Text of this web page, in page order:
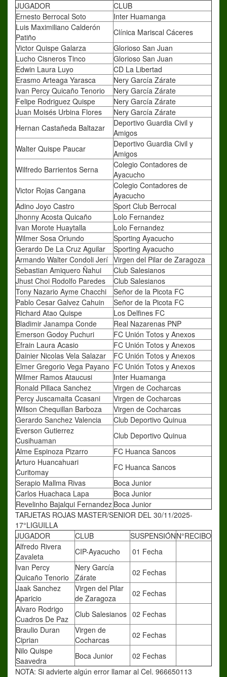
JUGADOR
CLUB
Ernesto Berrocal Soto
Inter Huamanga
Luis Maximiliano Calderón
Patiño
Clínica Mariscal Cáceres
Victor Quispe Galarza
Glorioso San Juan
Lucho Cisneros Tinco
Glorioso San Juan
Edwin Laura Luyo
CD La Libertad
Erasmo Arteaga Yarasca
Nery García Zárate
Ivan Percy Quicaño Tenorio
Nery García Zárate
Felipe Rodriguez Quispe
Nery García Zárate
Juan Moisés Urbina Flores
Nery García Zárate
Hernan Castañeda Baltazar
Deportivo Guardia Civil y
Amigos
Walter Quispe Paucar
Deportivo Guardia Civil y
Amigos
Wilfredo Barrientos Serna
Colegio Contadores de
Ayacucho
Victor Rojas Cangana
Colegio Contadores de
Ayacucho
Adino Joyo Castro
Sport Club Berrocal
Jhonny Acosta Quicaño
Lolo Fernandez
Ivan Morote Huaytalla
Lolo Fernandez
Wilmer Sosa Oriundo
Sporting Ayacucho
Gerardo De La Cruz Aguilar
Sporting Ayacucho
Armando Walter Condoli Jerí Virgen del Pilar de Zaragoza
Sebastian Amiquero Ñahui
Club Salesianos
Jhust Choi Rodolfo Paredes
Club Salesianos
Tony Nazario Ayme Chacchi
Señor de la Picota FC
Pablo Cesar Galvez Cahuin
Señor de la Picota FC
Richard Atao Quispe
Los Delfines FC
Bladimir Janampa Conde
Real Nazarenas PNP
Emerson Godoy Puchuri
FC Unión Totos y Anexos
Efrain Laura Acasio
FC Unión Totos y Anexos
Dainier Nicolas Vela Salazar
FC Unión Totos y Anexos
Elmer Gregorio Vega Payano FC Unión Totos y Anexos
Wilmer Ramos Ataucusi
Inter Huamanga
Ronald Pillaca Sanchez
Virgen de Cocharcas
Percy Juscamaita Ccasani
Virgen de Cocharcas
Wilson Chequillan Barboza
Virgen de Cocharcas
Gerardo Sanchez Valencia
Club Deportivo Quinua
Everson Gutierrez
Cusihuaman
Club Deportivo Quinua
Alme Espinoza Pizarro
FC Huanca Sancos
Arturo Huancahuari
Curitomay
FC Huanca Sancos
Serapio Mallma Rivas
Boca Junior
Carlos Huachaca Lapa
Boca Junior
Revelinho Bajalqui Fernandez Boca Junior
TARJETAS ROJAS MASTER/SENIOR DEL 30/11/2025-
17°LIGUILLA
JUGADOR
CLUB SUSPENSIÓNN°RECIBO
Alfredo Rivera
Zavaleta
CIP-Ayacucho
01 Fecha
Ivan Percy
Quicaño Tenorio
Nery García
Zárate
02 Fechas
Jaak Sanchez
Aparicio
Virgen del Pilar
de Zaragoza
02 Fechas
Alvaro Rodrigo
Cuadros De Paz
Club Salesianos 02 Fechas
Braulio Duran
Ciprian
Virgen de
Cocharcas
02 Fechas
Nilo Quispe
Saavedra
Boca Junior
02 Fechas
NOTA: Si advierte algún error llamar al Cel. 966650113